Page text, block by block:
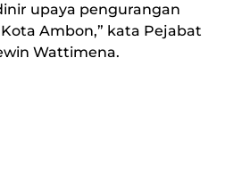
upaya pengurangan
Ambon,” kata Pejabat
Wattimena.